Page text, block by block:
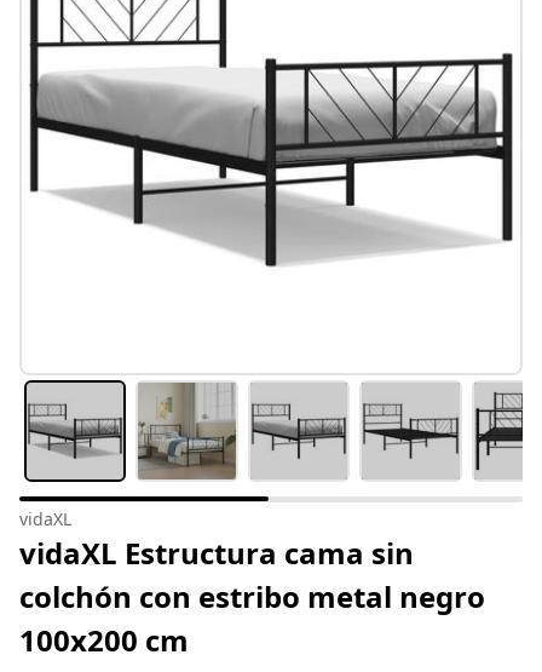
#sharemevidaxl
vidaXL
vidaXL Estructura cama sin
colchón con estribo metal negro
100x200 cm